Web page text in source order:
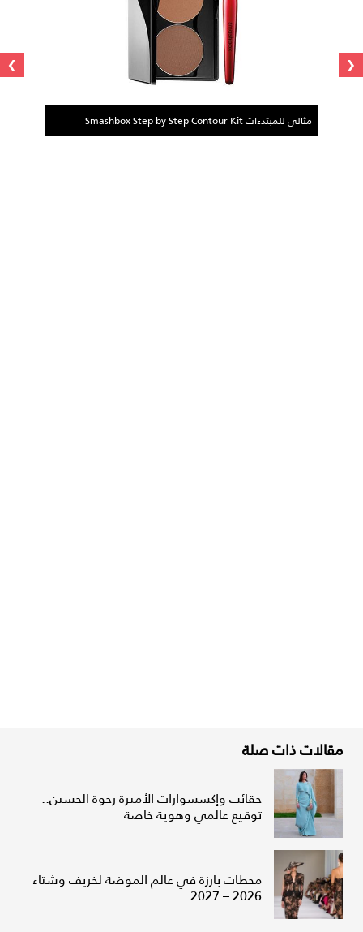
مثالي للمبتدءات Smashbox Step by Step Contour Kit
‹
›
مقالات ذات صلة
حقائب وإكسسوارات الأميرة رجوة الحسين..
توقيع عالمي وهوية خاصة
محطات بارزة في عالم الموضة لخريف وشتاء
2026 – 2027